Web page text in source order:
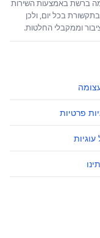
ברשת באמצעות השירות
בכל יום, ולכן
וממקבלי החלטות.
פרטיות
עוגיות